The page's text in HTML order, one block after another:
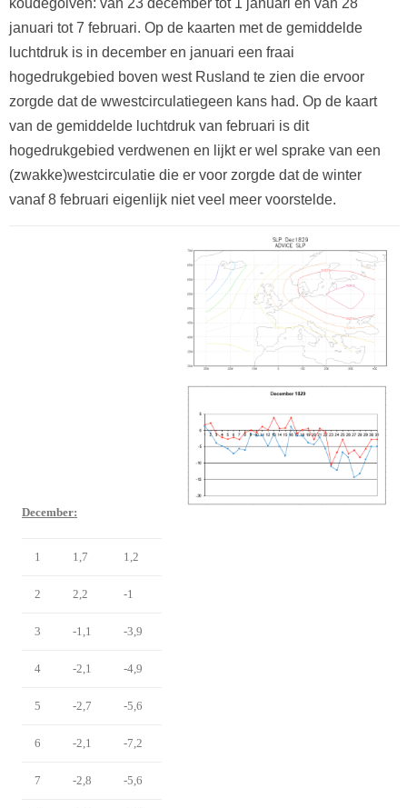
koudegolven: van 23 december tot 1 januari en van 28
januari tot 7 februari. Op de kaarten met de gemiddelde
luchtdruk is in december en januari een fraai
hogedrukgebied boven west Rusland te zien die ervoor
zorgde dat de wwestcirculatiegeen kans had. Op de kaart
van de gemiddelde luchtdruk van februari is dit
hogedrukgebied verdwenen en lijkt er wel sprake van een
(zwakke)westcirculatie die er voor zorgde dat de winter
vanaf 8 februari eigenlijk niet veel meer voorstelde.
December:
1 1,7 1,2
2 2,2 -1
3 -1,1 -3,9
4 -2,1 -4,9
5 -2,7 -5,6
6 -2,1 -7,2
7 -2,8 -5,6